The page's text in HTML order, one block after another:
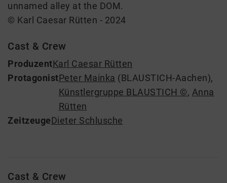
unnamed alley at the DOM.
© Karl Caesar Rütten - 2024
Cast & Crew
ProduzentKarl Caesar Rütten
ProtagonistPeter Mainka (BLAUSTICH-Aachen),
Künstlergruppe BLAUSTICH ©, Anna
Rütten
ZeitzeugeDieter Schlusche
Cast & Crew